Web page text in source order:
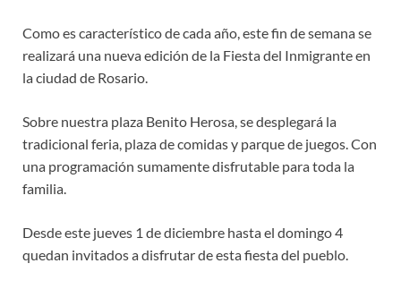
Como es característico de cada año, este fin de semana se
realizará una nueva edición de la Fiesta del Inmigrante en
la ciudad de Rosario.
Sobre nuestra plaza Benito Herosa, se desplegará la
tradicional feria, plaza de comidas y parque de juegos. Con
una programación sumamente disfrutable para toda la
familia.
Desde este jueves 1 de diciembre hasta el domingo 4
quedan invitados a disfrutar de esta fiesta del pueblo.